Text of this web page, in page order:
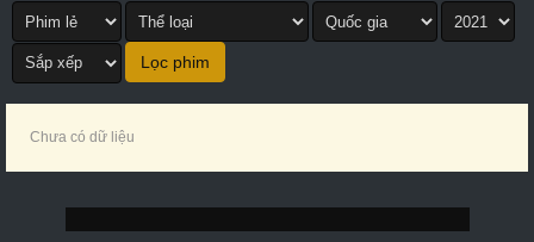
Chưa có dữ liệu